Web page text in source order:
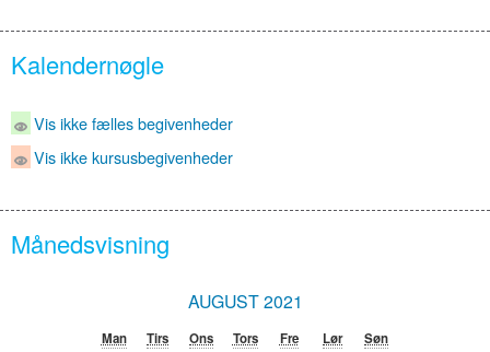
Kalendernøgle
Vis ikke fælles begivenheder
Vis ikke kursusbegivenheder
Månedsvisning
AUGUST 2021
Man Tirs Ons Tors Fre Lør Søn